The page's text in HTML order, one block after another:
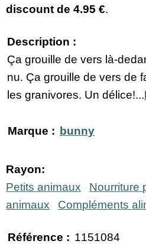
discount de 4.95 €.
Description :
Ça grouille de vers là-
nu. Ça grouille de vers de
les granivores. Un délice!...
Marque : bunny
Rayon:
Petits animaux
Nourriture
animaux
Compléments
Référence : 1151084